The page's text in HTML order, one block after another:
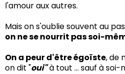
l'amour aux autres.
Mais on s'oublie souvent au
on ne se nourrit pas soi-
On a peur d'être égoïste, de
on dit "oui"à tout ... sauf à soi-